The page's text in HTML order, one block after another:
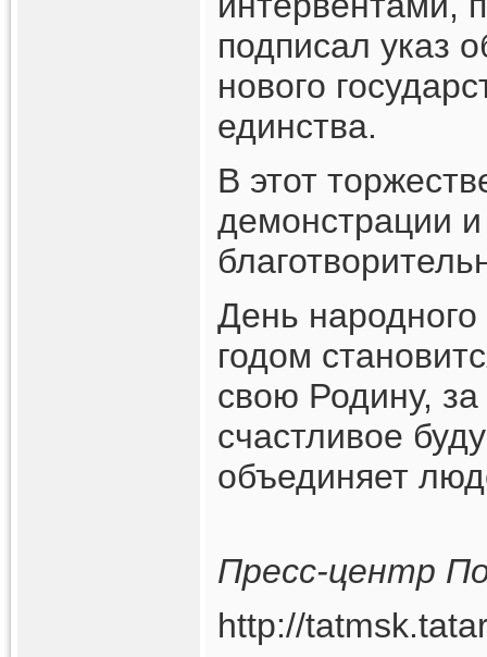
подписал указ
нового
единства.
В этот
демонстрации
День
годом
свою Родину,
счастливое
объединяет
Пресс-центр
http://